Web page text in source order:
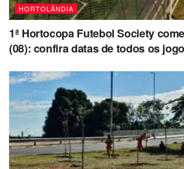
HORTOLÂNDIA
1ª Hortocopa Futebol Society
(08): confira datas de todos os